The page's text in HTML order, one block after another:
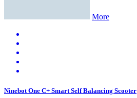
More
Ninebot One C+ Smart Self Balancing Scooter